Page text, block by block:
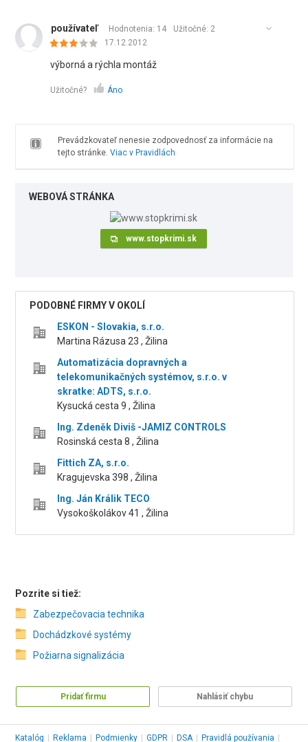
používateľ Hodnotenia: 14 Užitočné: 2
17.12.2012
výborná a rýchla montáž
Užitočné? Áno
Prevádzkovateľ nenesie zodpovednosť za informácie na
tejto stránke. Viac v Pravidlách
WEBOVÁ STRÁNKA
www.stopkrimi.sk
PODOBNÉ FIRMY V OKOLÍ
ESKON - Slovakia, s.r.o.
Martina Rázusa 23 , Žilina
Automatizácia dopravných a
telekomunikačných systémov, s.r.o. v
skratke: ADTS, s.r.o.
Kysucká cesta 9 , Žilina
Ing. Zdeněk Diviš -JAMIZ CONTROLS
Rosinská cesta 8 , Žilina
Fittich ZA, s.r.o.
Kragujevska 398 , Žilina
Ing. Ján Králik TECO
Vysokoškolákov 41 , Žilina
Pozrite si tiež:
Zabezpečovacia technika
Dochádzkové systémy
Požiarna signalizácia
Pridať firmu Nahlásiť chybu
Katalóg Reklama Podmienky GDPR DSA Pravidlá používania